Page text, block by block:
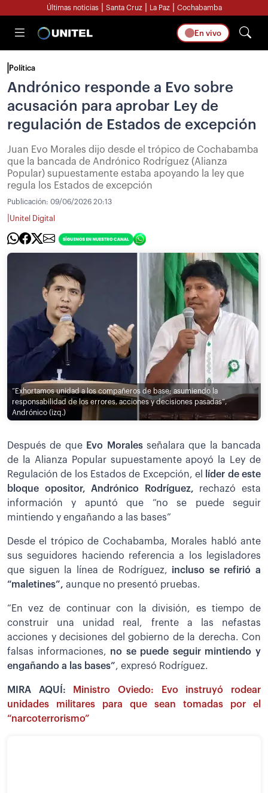
Últimas noticias Santa Cruz La Paz Cochabamba
En vivo
Política
Andrónico responde a Evo sobre
acusación para aprobar Ley de
regulación de Estados de excepción
Juan Evo Morales dijo desde el trópico de Cochabamba
que la bancada de Andrónico Rodríguez (Alianza
Popular) supuestamente estaba apoyando la ley que
regula los Estados de excepción
Publicación: 09/06/2026 20:13
Unitel Digital
“Exhortamos unidad a los compañeros de base; asumiendo la
responsabilidad de los errores, acciones y decisiones pasadas”,
Andrónico (izq.)
Después de queEvo Morales señalara que la bancada
de la Alianza Popular supuestamente apoyó la Ley de
Regulación de los Estados de Excepción, el
líder de este
bloque opositor, Andrónico Rodríguez, rechazó esta
información y apuntó que “no se puede seguir
mintiendo y engañando a las bases”
Desde el trópico de Cochabamba, Morales habló ante
sus seguidores haciendo referencia a los legisladores
que siguen la línea de Rodríguez, incluso se refirió a
“maletines”, aunque no presentó pruebas.
“En vez de continuar con la división, es tiempo de
construir una unidad real, frente a las nefastas
acciones y decisiones del gobierno de la derecha. Con
falsas informaciones, no se puede seguir mintiendo y
engañando a las bases”, expresó Rodríguez.
MIRA AQUÍ:
Ministro Oviedo: Evo instruyó rodear
unidades militares para que sean tomadas por el
“narcoterrorismo”